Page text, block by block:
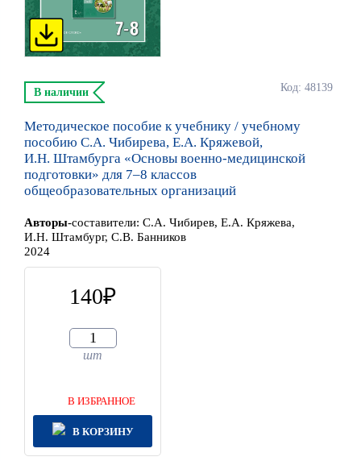
Код: 48139
В наличии
Методическое пособие к учебнику / учебному
пособию С.А. Чибирева, Е.А. Кряжевой,
И.Н. Штамбурга «Основы военно-медицинской
подготовки» для 7–8 классов
общеобразовательных организаций
Авторы-составители: С.А. Чибирев, Е.А. Кряжева,
И.Н. Штамбург, С.В. Банников
2024
140
шт
В ИЗБРАННОЕ
В КОРЗИНУ